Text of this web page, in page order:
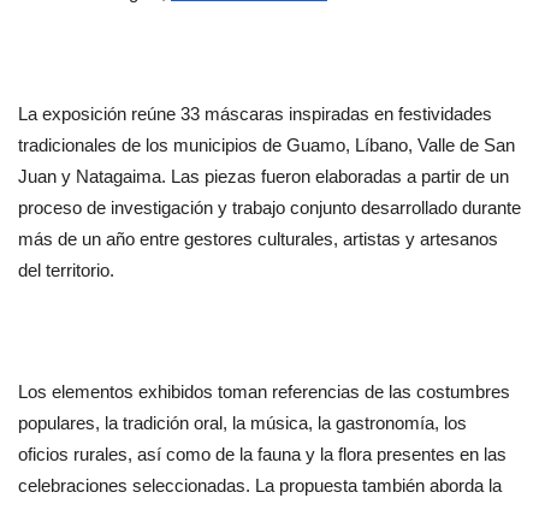
La exposición reúne 33 máscaras inspiradas en festividades
tradicionales de los municipios de Guamo, Líbano, Valle de San
Juan y Natagaima. Las piezas fueron elaboradas a partir de un
proceso de investigación y trabajo conjunto desarrollado durante
más de un año entre gestores culturales, artistas y artesanos
del territorio.
Los elementos exhibidos toman referencias de las costumbres
populares, la tradición oral, la música, la gastronomía, los
oficios rurales, así como de la fauna y la flora presentes en las
celebraciones seleccionadas. La propuesta también aborda la